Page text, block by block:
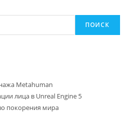
ПОИСК
Metahuman
лица в Unreal Engine 5
покорения мира